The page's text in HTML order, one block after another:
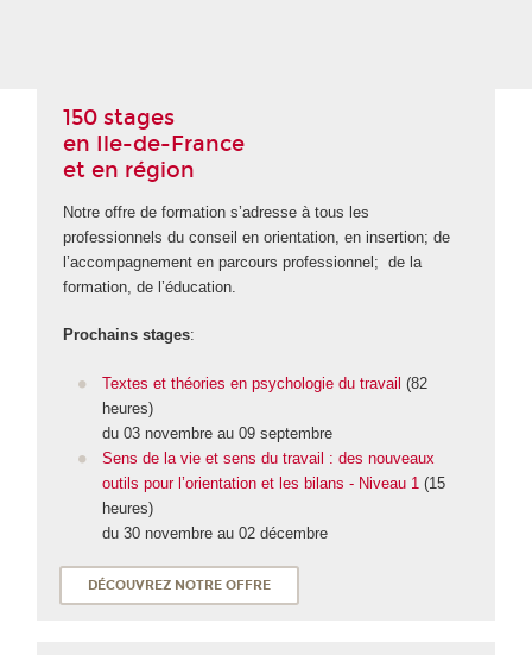
150 stages
en Ile-de-France
et en région
Notre offre de formation s’adresse à tous les
professionnels du conseil en orientation, en insertion; de
l’accompagnement en parcours professionnel; de la
formation, de l’éducation.
Prochains stages:
Textes et théories en psychologie du travail (82
heures)
du 03 novembre au 09 septembre
Sens de la vie et sens du travail : des nouveaux
outils pour l’orientation et les bilans - Niveau 1 (15
heures)
du 30 novembre au 02 décembre
DÉCOUVREZ NOTRE OFFRE